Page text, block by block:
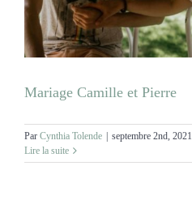
Mariage Camille et Pierre
Par Cynthia Tolende septembre 2nd, 2021
Lire la suite